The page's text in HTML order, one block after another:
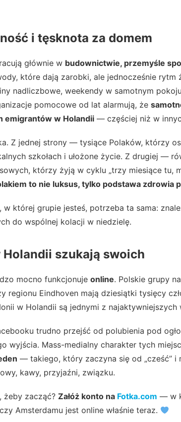
i tęsknota za domem
głównie w budownictwie, przemyśle
które dają zarobki, ale jednocześnie
nadliczbowe, weekendy w samotnym
pomocowe od lat alarmują, że
emigrantów w Holandii — częściej niż w
Z jednej strony — tysiące Polaków, którzy
szkołach i ułożone życie. Z drugiej —
którzy żyją w cyklu „trzy miesiące tu,
to nie luksus, tylko podstawa zdrowia
w której grupie jesteś, potrzeba ta sama:
do wspólnej kolacji w niedzielę.
Holandii szukają swoich
mocno funkcjonuje online. Polskie grupy
regionu Eindhoven mają dziesiątki tysięcy
w Holandii są jednymi z najaktywniejszych
trudno przejść od polubienia pod
wyjścia. Mass-medialny charakter tych
— takiego, który zaczyna się od „cześć” i
kawy, przyjaźni, związku.
żeby zacząć? Załóż konto na Fotka.com — w
Amsterdamu jest online właśnie teraz.